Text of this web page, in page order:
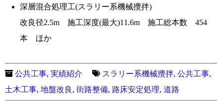
深層混合処理工(スラリー系機械攪拌)
改良径2.5m 施工深度(最大)11.6m 施工総本数 454
本 ほか
公共工事, 実績紹介 スラリー系機械攪拌, 公共工事,
土木工事, 地盤改良 , 街路整備, 路床安定処理, 道路